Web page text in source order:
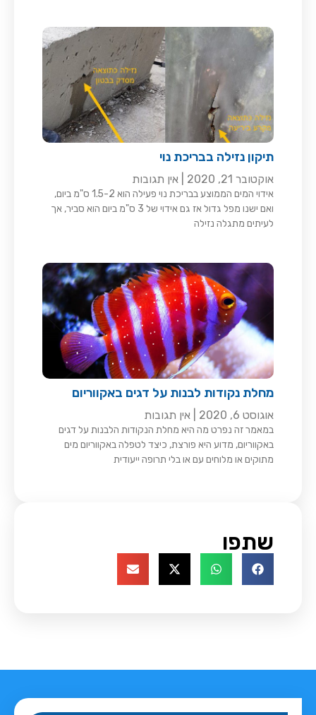
תיקון נזילה בבריכת נוי
אוקטובר 21, 2020 אין תגובות
אידוי המים הממוצע בבריכת נוי פעילה הוא 1.5-2 ס"מ ביום,
ואם ישנו מפל גדול אז גם אידוי של 3 ס"מ ביום הוא סביר, אך
לעיתים מתגלה נזילה
מחלת נקודות לבנות על דגים באקווריום
אוגוסט 6, 2020 אין תגובות
במאמר זה נפרט מה היא מחלת הנקודות הלבנות על דגים
באקווריום, מדוע היא פורצת, כיצד לטפלה באקווריום מים
מתוקים או מלוחים עם או בלי תרופה ייעודית
שתפו